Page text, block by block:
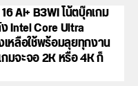
AI+ B3WI โน้ตบุ๊คเกม
Intel Core Ultra
หลือใช้พร้อมลุยทุกงาน
มจะจอ 2K หรือ 4K ก็